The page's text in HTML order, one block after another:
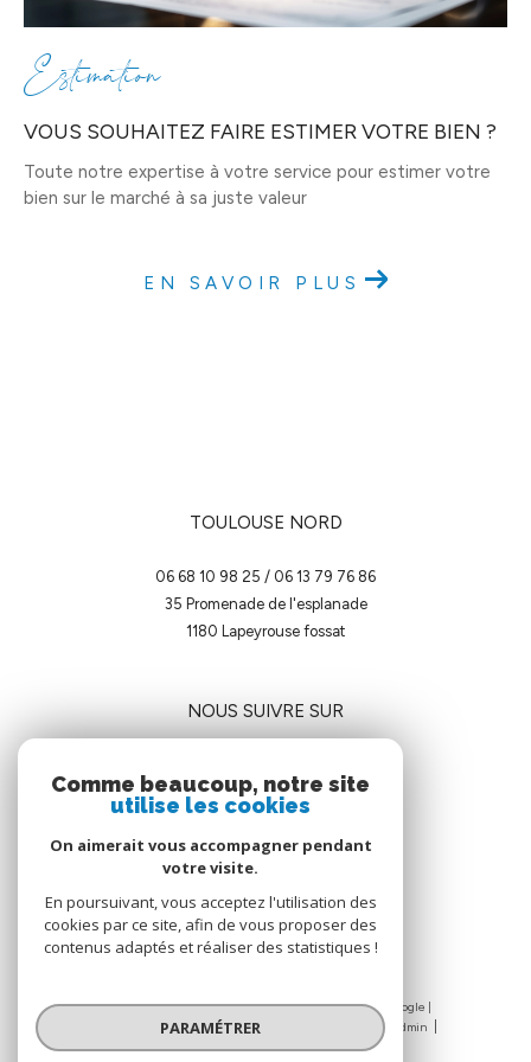
Estimation
VOUS SOUHAITEZ FAIRE ESTIMER VOTRE BIEN ?
Toute notre expertise à votre service pour estimer votre
bien sur le marché à sa juste valeur
EN SAVOIR PLUS
TOULOUSE NORD
06 68 10 98 25 / 06 13 79 76 86
35 Promenade de l'esplanade
1180
lapeyrouse fossat
NOUS SUIVRE SUR
© 2026 | Tous droits réservés | Traduction powered by Google |
Nos honoraires
Plan du site
Admin
Nos liens
Politique RGPD Cookies
Comme beaucoup, notre site
utilise les cookies
On aimerait vous accompagner pendant
votre visite.
En poursuivant, vous acceptez l'utilisation des
cookies par ce site, afin de vous proposer des
contenus adaptés et réaliser des statistiques !
PARAMÉTRER